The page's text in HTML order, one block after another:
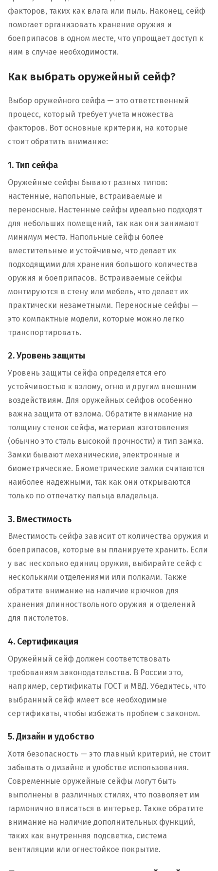
факторов, таких как влага или пыль. Наконец, сейф
помогает организовать хранение оружия и
боеприпасов в одном месте, что упрощает доступ к
ним в случае необходимости.
Как выбрать оружейный сейф?
Выбор оружейного сейфа — это ответственный
процесс, который требует учета множества
факторов. Вот основные критерии, на которые
стоит обратить внимание:
1. Тип сейфа
Оружейные сейфы бывают разных типов:
настенные, напольные, встраиваемые и
переносные. Настенные сейфы идеально подходят
для небольших помещений, так как они занимают
минимум места. Напольные сейфы более
вместительные и устойчивые, что делает их
подходящими для хранения большого количества
оружия и боеприпасов. Встраиваемые сейфы
монтируются в стену или мебель, что делает их
практически незаметными. Переносные сейфы —
это компактные модели, которые можно легко
транспортировать.
2. Уровень защиты
Уровень защиты сейфа определяется его
устойчивостью к взлому, огню и другим внешним
воздействиям. Для оружейных сейфов особенно
важна защита от взлома. Обратите внимание на
толщину стенок сейфа, материал изготовления
(обычно это сталь высокой прочности) и тип замка.
Замки бывают механические, электронные и
биометрические. Биометрические замки считаются
наиболее надежными, так как они открываются
только по отпечатку пальца владельца.
3. Вместимость
Вместимость сейфа зависит от количества оружия и
боеприпасов, которые вы планируете хранить. Если
у вас несколько единиц оружия, выбирайте сейф с
несколькими отделениями или полками. Также
обратите внимание на наличие крючков для
хранения длинноствольного оружия и отделений
для пистолетов.
4. Сертификация
Оружейный сейф должен соответствовать
требованиям законодательства. В России это,
например, сертификаты ГОСТ и МВД. Убедитесь, что
выбранный сейф имеет все необходимые
сертификаты, чтобы избежать проблем с законом.
5. Дизайн и удобство
Хотя безопасность — это главный критерий, не стоит
забывать о дизайне и удобстве использования.
Современные оружейные сейфы могут быть
выполнены в различных стилях, что позволяет им
гармонично вписаться в интерьер. Также обратите
внимание на наличие дополнительных функций,
таких как внутренняя подсветка, система
вентиляции или огнестойкое покрытие.